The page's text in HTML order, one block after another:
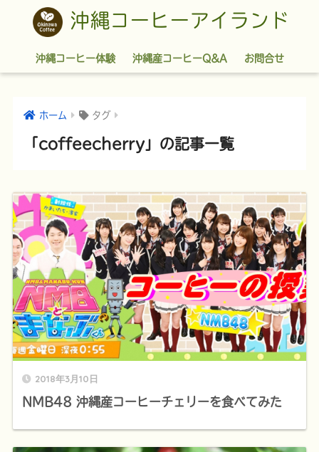
沖縄コーヒーアイランド
沖縄コーヒー体験 沖縄産コーヒーQ&A お問合せ
ホーム タグ
「coffeecherry」の記事一覧
2018年3月10日
NMB48 沖縄産コーヒーチェリーを食べてみた